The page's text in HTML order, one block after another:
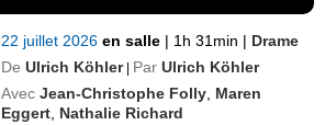
22 juillet 2026en salle | 1h 31min | Drame
De Ulrich Köhler | Par Ulrich Köhler
Avec Jean-Christophe Folly Maren
Eggert Nathalie Richard